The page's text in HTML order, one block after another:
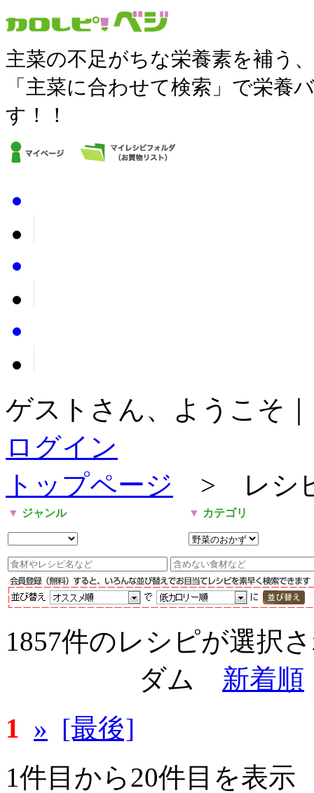
主菜の不足がちな栄養素を補う
「主菜に合わせて検索」で栄養
す！！
ゲストさん、ようこそ｜
ログイン
トップページ > レシ
▼ ジャンル ▼ カテゴリ
1857件のレシピが選択
ダム
新着順
1 » [最後]
1件目から20件目を表示